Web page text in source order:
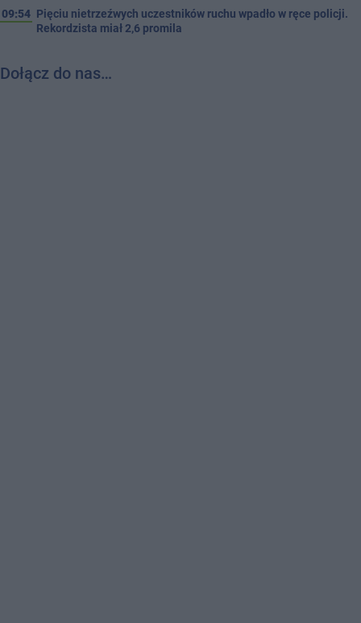
09:54 Pięciu nietrzeźwych uczestników ruchu wpadło w ręce policji.
Rekordzista miał 2,6 promila
Dołącz do nas…